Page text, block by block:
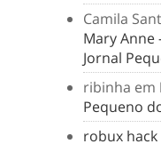
Camila
Mary Anne
Jornal
ribinha em
Pequeno
robux hack